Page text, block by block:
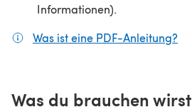
Informationen).
Was ist eine PDF-Anleitung?
Was du brauchen wirst